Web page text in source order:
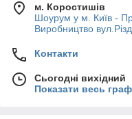
м. Коростишів
Шоурум у м. Київ -
Виробництво
Контакти
Сьогодні вихідний
Показати весь